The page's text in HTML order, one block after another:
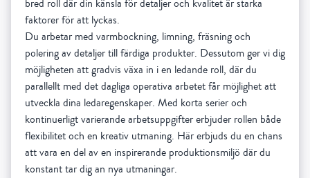
bred roll där din känsla för detaljer och kvalitet är starka
faktorer för att lyckas.
Du arbetar med varmbockning, limning, fräsning och
polering av detaljer till färdiga produkter. Dessutom ger vi dig
möjligheten att gradvis växa in i en ledande roll, där du
parallellt med det dagliga operativa arbetet får möjlighet att
utveckla dina ledaregenskaper. Med korta serier och
kontinuerligt varierande arbetsuppgifter erbjuder rollen både
flexibilitet och en kreativ utmaning. Här erbjuds du en chans
att vara en del av en inspirerande produktionsmiljö där du
konstant tar dig an nya utmaningar.